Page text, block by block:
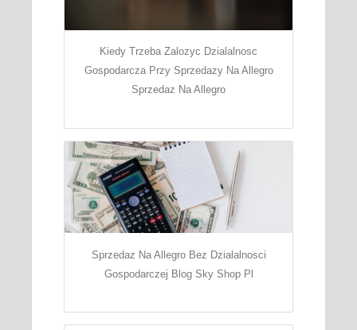
Kiedy Trzeba Zalozyc Dzialalnosc
Gospodarcza Przy Sprzedazy Na Allegro
Sprzedaz Na Allegro
Sprzedaz Na Allegro Bez Dzialalnosci
Gospodarczej Blog Sky Shop Pl